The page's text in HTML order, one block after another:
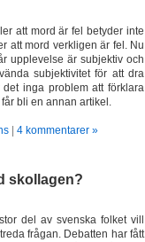
att mord är fel betyder inte
att mord verkligen är fel. Nu
upplevelse är subjektiv och
subjektivitet för att dra
inga problem att förklara
bli en annan artikel.
4 kommentarer »
skollagen?
del av svenska folket vill
frågan. Debatten har fått